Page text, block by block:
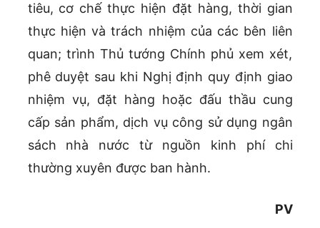
tiêu, cơ chế thực hiện đặt hàng, thời gian
thực hiện và trách nhiệm của các bên liên
quan; trình Thủ tướng Chính phủ xem xét,
phê duyệt sau khi Nghị định quy định giao
nhiệm vụ, đặt hàng hoặc đấu thầu cung
cấp sản phẩm, dịch vụ công sử dụng ngân
sách nhà nước từ nguồn kinh phí chi
thường xuyên được ban hành.
PV